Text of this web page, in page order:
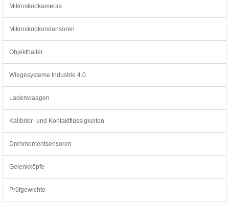
Mikroskopkameras
Mikroskopkondensoren
Objekthalter
Wiegesysteme Industrie 4.0
Ladenwaagen
Kalibrier- und Kontaktflüssigkeiten
Drehmomentsensoren
Gelenkköpfe
Prüfgewichte